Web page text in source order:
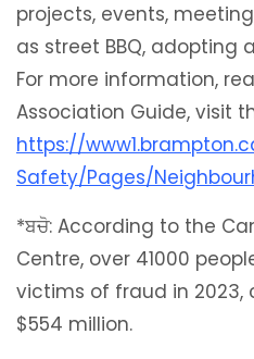
projects, events,
as street BBQ, adopting
For more information,
Association Guide, visit
https://
Safety/Pages/
*ਬਚੋ: According to the
Centre, over 41000
victims of fraud in 2023,
$554 million.